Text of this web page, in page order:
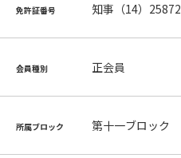
免許証番号 知事（14）25872
会員種別 正会員
所属ブロック 第十一ブロック